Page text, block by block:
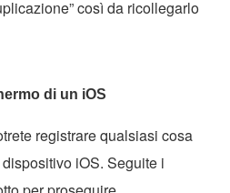
così da ricollegarlo
di un iOS
registrare qualsiasi cosa
iOS. Seguite i